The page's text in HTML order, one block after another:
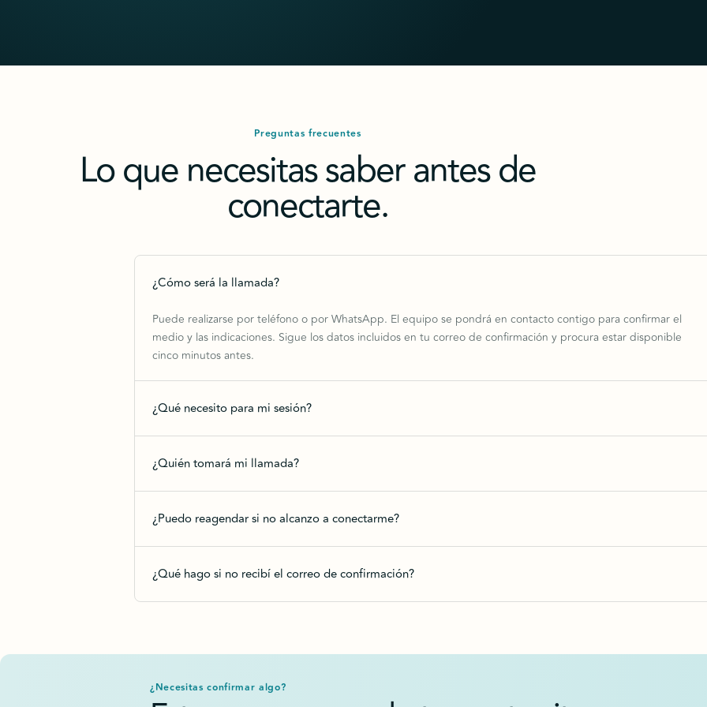
Preguntas frecuentes
Lo que necesitas saber antes de
conectarte.
¿Cómo será la llamada?
Puede realizarse por teléfono o por WhatsApp. El equipo se pondrá en contacto contigo para confirmar el
medio y las indicaciones. Sigue los datos incluidos en tu correo de confirmación y procura estar disponible
cinco minutos antes.
¿Qué necesito para mi sesión?
¿Quién tomará mi llamada?
¿Puedo reagendar si no alcanzo a conectarme?
¿Qué hago si no recibí el correo de confirmación?
¿Necesitas confirmar algo?